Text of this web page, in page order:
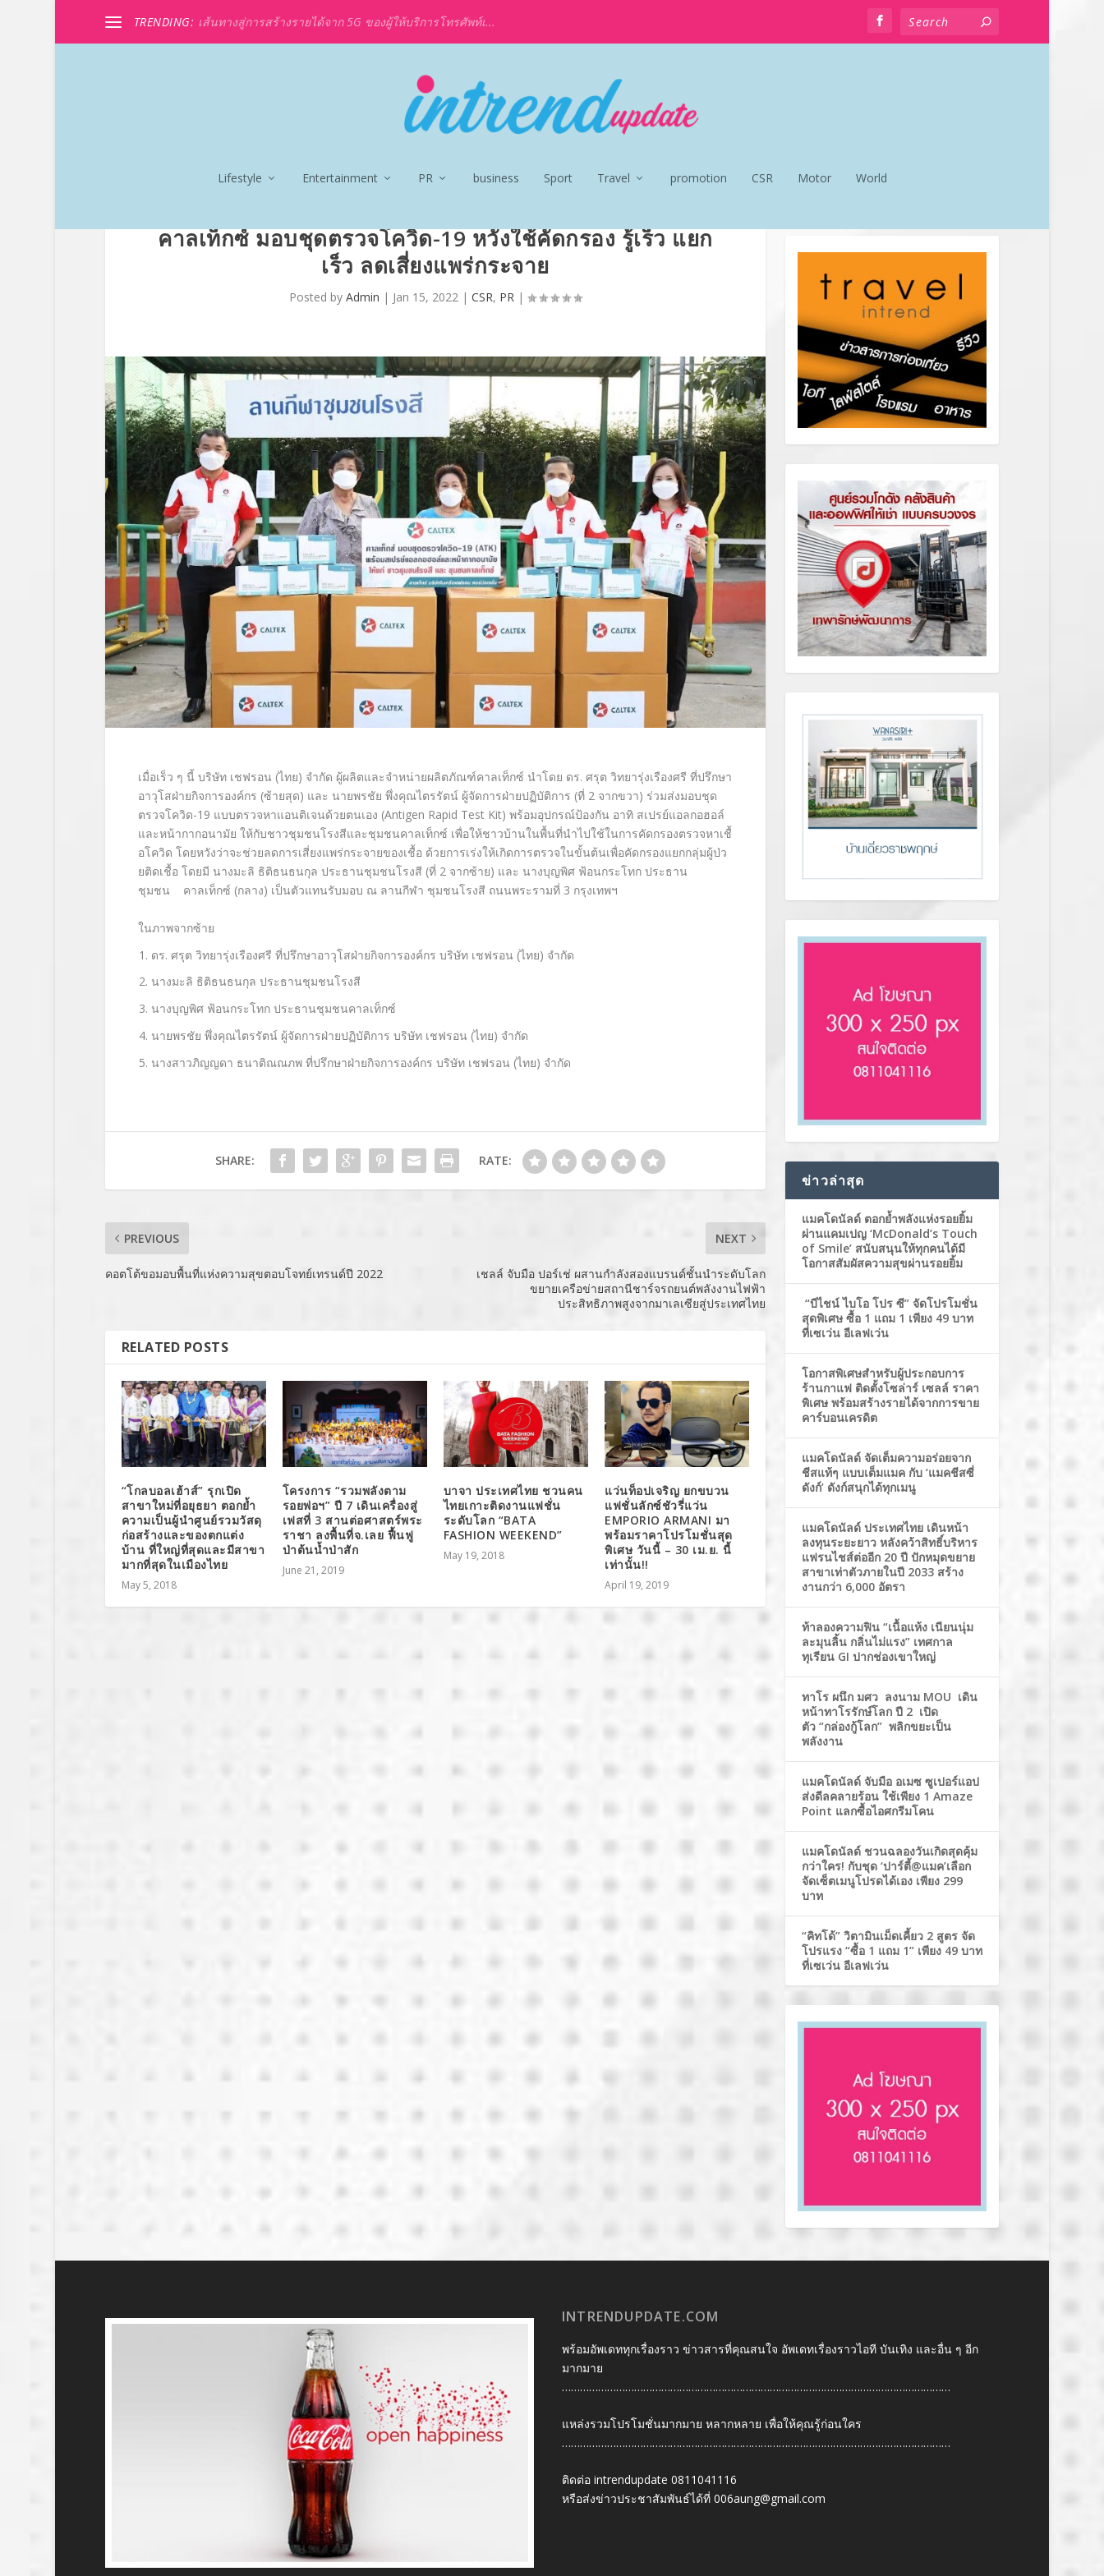
TRENDING: เส้นทางสู่การสร้างรายได้จาก 5G ของผู้ให้บริการโทรศัพท์เ...
Lifestyle Entertainment PR business Sport Travel promotion CSR Motor World
คาลเท็กซ์ มอบชุดตรวจโควิด-19 หวังใช้คัดกรอง รู้เร็ว แยก
เร็ว ลดเสี่ยงแพร่กระจาย
Posted by Admin | Jan 15, 2022| CSR, PR|
เมื่อเร็ว ๆ นี้ บริษัท เชฟรอน (ไทย) จำกัด ผู้ผลิตและจำหน่ายผลิตภัณฑ์คาลเท็กซ์ นำโดย ดร. ศรุต วิทยารุ่งเรืองศรี ที่ปรึกษา
อาวุโสฝ่ายกิจการองค์กร (ซ้ายสุด) และ นายพรชัย พึ่งคุณไตรรัตน์ ผู้จัดการฝ่ายปฏิบัติการ (ที่ 2จากขวา) ร่วมส่งมอบชุด
ตรวจโควิด-19 แบบตรวจหาแอนติเจนด้วยตนเอง (Antigen Rapid Test Kit) พร้อมอุปกรณ์ป้องกัน อาทิ สเปรย์แอลกอฮอล์
และหน้ากากอนามัย ให้กับชาวชุมชนโรงสีและชุมชนคาลเท็กซ์ เพื่อให้ชาวบ้านในพื้นที่นำไปใช้ในการคัดกรองตรวจหาเชื้
อโควิด โดยหวังว่าจะช่วยลดการเสี่ยงแพร่กระจายของเชื้อ ด้วยการเร่งให้เกิดการตรวจในขั้นต้นเพื่อคัดกรองแยกกลุ่มผู้ป่ว
ยติดเชื้อ โดยมี นางมะลิ ธิติธนธนกุล ประธานชุมชนโรงสี (ที่ 2 จากซ้าย) และ นางบุญพิศ ฟ้อนกระโทก ประธาน
ชุมชน
คาลเท็กซ์ (กลาง) เป็นตัวแทนรับมอบ ณ ลานกีฬา ชุมชนโรงสี ถนนพระรามที่ 3 กรุงเทพฯ
ในภาพจากซ้าย
ดร. ศรุต วิทยารุ่งเรืองศรี ที่ปรึกษาอาวุโสฝ่ายกิจการองค์กร บริษัท เชฟรอน (ไทย) จำกัด
นางมะลิ ธิติธนธนกุล ประธานชุมชนโรงสี
นางบุญพิศ ฟ้อนกระโทก ประธานชุมชนคาลเท็กซ์
นายพรชัย พึ่งคุณไตรรัตน์ ผู้จัดการฝ่ายปฏิบัติการ บริษัท เชฟรอน (ไทย) จำกัด
นางสาวภิญญดา ธนาติณณภพ ที่ปรึกษาฝ่ายกิจการองค์กร บริษัท เชฟรอน (ไทย) จำกัด
SHARE: RATE:
PREVIOUS
คอตโต้ขอมอบพื้นที่แห่งความสุขตอบโจทย์เทรนด์ปี 2022
NEXT
เชลล์ จับมือ ปอร์เช่ ผสานกำลังสองแบรนด์ชั้นนำระดับโลก
ขยายเครือข่ายสถานีชาร์จรถยนต์พลังงานไฟฟ้า
ประสิทธิภาพสูงจากมาเลเซียสู่ประเทศไทย
RELATED POSTS
“โกลบอลเฮ้าส์” รุกเปิด
สาขาใหม่ที่อยุธยา ตอกย้ำ
ความเป็นผู้นำศูนย์รวมวัสดุ
ก่อสร้างและของตกแต่ง
บ้าน ที่ใหญ่ที่สุดและมีสาขา
มากที่สุดในเมืองไทย
May 5, 2018
โครงการ “รวมพลังตาม
รอยพ่อฯ” ปี 7 เดินเครื่องสู่
เฟสที่ 3 สานต่อศาสตร์พระ
ราชา ลงพื้นที่จ.เลย ฟื้นฟู
ป่าต้นน้ำป่าสัก
June 21, 2019
บาจา ประเทศไทย ชวนคน
ไทยเกาะติดงานแฟชั่น
ระดับโลก “BATA
FASHION WEEKEND”
May 19, 2018
แว่นท็อปเจริญ ยกขบวน
แฟชั่นลักซ์ชัวรี่แว่น
EMPORIO ARMANI มา
พร้อมราคาโปรโมชั่นสุด
พิเศษ วันนี้ – 30 เม.ย. นี้
เท่านั้น!!
April 19, 2019
ข่าวล่าสุด
แมคโดนัลด์ ตอกย้ำพลังแห่งรอยยิ้ม
ผ่านแคมเปญ ‘McDonald’s Touch
of Smile’ สนับสนุนให้ทุกคนได้มี
โอกาสสัมผัสความสุขผ่านรอยยิ้ม
“บีไชน์ ไบโอ โปร ซี” จัดโปรโมชั่น
สุดพิเศษ ซื้อ 1 แถม 1 เพียง 49 บาท
ที่เซเว่น อีเลฟเว่น
โอกาสพิเศษสำหรับผู้ประกอบการ
ร้านกาแฟ ติดตั้งโซล่าร์ เซลล์ ราคา
พิเศษ พร้อมสร้างรายได้จากการขาย
คาร์บอนเครดิต
แมคโดนัลด์ จัดเต็มความอร่อยจาก
ชีสแท้ๆ แบบเต็มแมค กับ ‘แมคชีสซี่
ดังก์’ ดังก์สนุกได้ทุกเมนู
แมคโดนัลด์ ประเทศไทย เดินหน้า
ลงทุนระยะยาว หลังคว้าสิทธิ์บริหาร
แฟรนไชส์ต่ออีก 20 ปี ปักหมุดขยาย
สาขาเท่าตัวภายในปี 2033 สร้าง
งานกว่า 6,000 อัตรา
ท้าลองความฟิน “เนื้อแห้ง เนียนนุ่ม
ละมุนลิ้น กลิ่นไม่แรง” เทศกาล
ทุเรียน GI ปากช่องเขาใหญ่
ทาโร ผนึก มศว ลงนาม MOU เดิน
หน้าทาโรรักษ์โลก ปี 2 เปิด
ตัว “กล่องกู้โลก” พลิกขยะเป็น
พลังงาน
แมคโดนัลด์ จับมือ อเมซ ซูเปอร์แอป
ส่งดีลคลายร้อน ใช้เพียง 1 Amaze
Point แลกซื้อไอศกรีมโคน
แมคโดนัลด์ ชวนฉลองวันเกิดสุดคุ้ม
กว่าใคร! กับชุด ‘ปาร์ตี้@แมค’เลือก
จัดเซ็ตเมนูโปรดได้เอง เพียง 299
บาท
“คิทโด้” วิตามินเม็ดเคี้ยว 2 สูตร จัด
โปรแรง “ซื้อ 1 แถม 1” เพียง 49 บาท
ที่เซเว่น อีเลฟเว่น
INTRENDUPDATE.COM
พร้อมอัพเดททุกเรื่องราว ข่าวสารที่คุณสนใจ อัพเดทเรื่องราวไอที บันเทิง และอื่น ๆ อีก
มากมาย
…………………………………………………………………………………………………………………
แหล่งรวมโปรโมชั่นมากมาย หลากหลาย เพื่อให้คุณรู้ก่อนใคร
…………………………………………………………………………………………………………………
ติดต่อ intrendupdate 0811041116
หรือส่งข่าวประชาสัมพันธ์ได้ที่ 006aung@gmail.com